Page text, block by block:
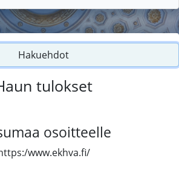
Hakuehdot
tulokset
osoitteelle
www.ekhva.fi/